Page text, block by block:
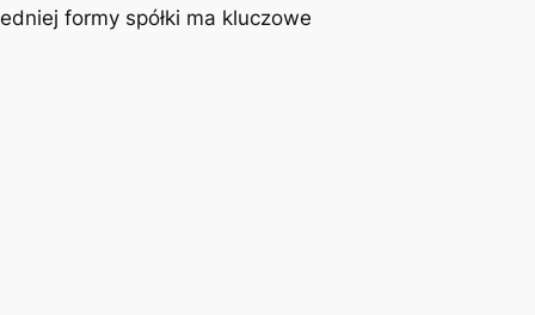
formy spółki ma kluczowe